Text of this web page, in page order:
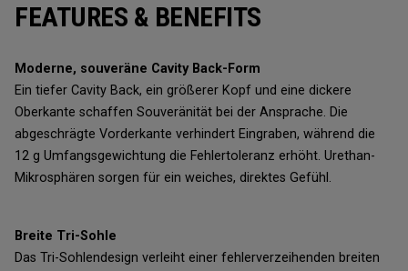
FEATURES & BENEFITS
Moderne, souveräne Cavity Back-Form
Ein tiefer Cavity Back, ein größerer Kopf und eine dickere
Oberkante schaffen Souveränität bei der Ansprache. Die
abgeschrägte Vorderkante verhindert Eingraben, während die
12 g Umfangsgewichtung die Fehlertoleranz erhöht. Urethan-
Mikrosphären sorgen für ein weiches, direktes Gefühl.
Breite Tri-Sohle
Das Tri-Sohlendesign verleiht einer fehlerverzeihenden breiten